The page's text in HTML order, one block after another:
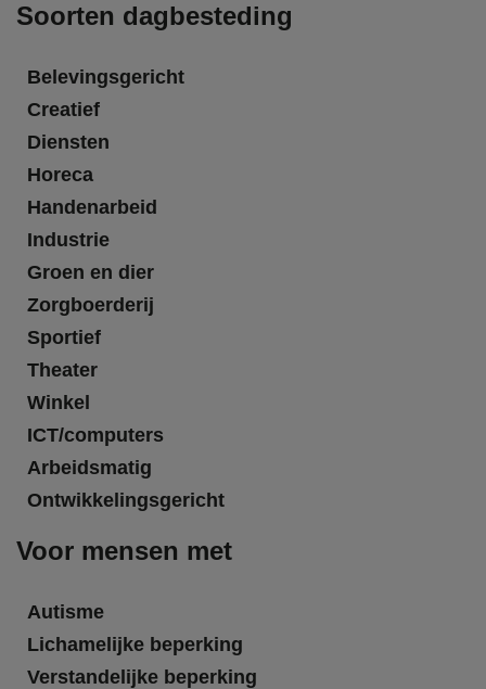
Soorten dagbesteding
Belevingsgericht
Creatief
Diensten
Horeca
Handenarbeid
Industrie
Groen en dier
Zorgboerderij
Sportief
Theater
Winkel
ICT/computers
Arbeidsmatig
Ontwikkelingsgericht
Voor mensen met
Autisme
Lichamelijke beperking
Verstandelijke beperking